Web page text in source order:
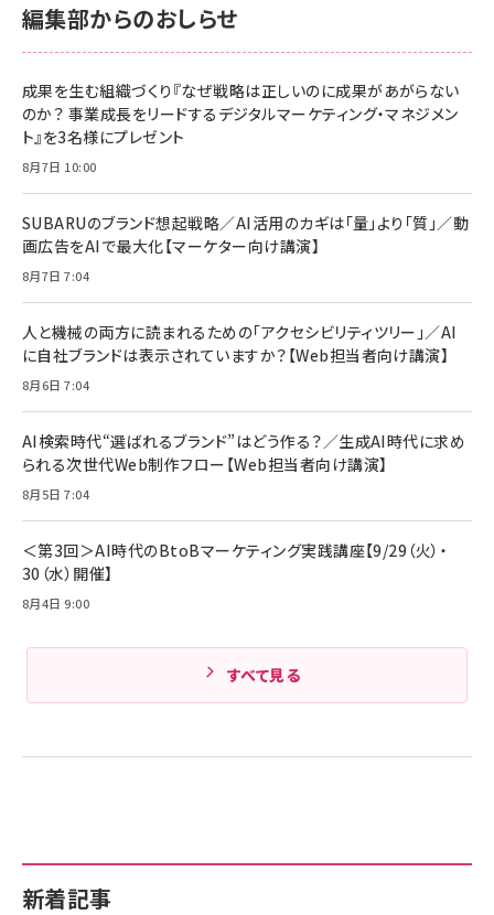
anan(アンアン)2026/06/24号 No.2500増刊
スペシャルエディション[王道エンタメの矜持／
￥1,100
anan(アンアン)2026/07/08号 No.2502[2026
￥880
ママ投資家が育休中に１億貯めた株式投資
組織の成果を最大化する ルールのデザイン
￥1,980
Amazonランキングをもっと見る
NIMASO ガラスフィルム iPhone 17 用 保護フィ
すい ガイド枠付き いPhone17 (6.3インチ) 対応
2枚セット DSP25F1698
￥1,599
￥6,980
全ワイヤレスイヤホン/アクティブノイズキャンセリ
技術基準適合】ブラック
￥5,990
ケーブル Anker絡まないケーブル 240W 結束バン
ド付き USB PD対応 シリコン素材採用 iPhone
17 / 16 / 15 / Galaxy iPad Pro MacBook
Pro/Air 各種対応 (1.8m ミッドナイトブラック)
￥1,890
Amazon eギフトカード - Amazonロゴ - クラ
￥5,000
Anker PowerLine III Flow USB-C & USB-C
Pro/Air 各種対応 (1.8m ミッドナイトブラック)
￥1,890
サッポロ 生ビール 黒ラベル 350ml 缶 24本 ビー
ル ケース買い【6/30応募〆切! 黒ラベルビヤセラー
￥4,857
新着記事
編集部からのおしらせ
成果を生む組織づくり『なぜ戦略は正しいのに成果があがらない
のか？ 事業成長をリードするデジタルマーケティング・マネジメン
ト』を3名様にプレゼント
8月7日 10:00
SUBARUのブランド想起戦略／AI活用のカギは「量」より「質」／動
画広告をAIで最大化【マーケター向け講演】
8月7日 7:04
人と機械の両方に読まれるための「アクセシビリティツリー」／AI
に自社ブランドは表示されていますか？【Web担当者向け講演】
8月6日 7:04
AI検索時代“選ばれるブランド”はどう作る？／生成AI時代に求め
られる次世代Web制作フロー【Web担当者向け講演】
8月5日 7:04
＜第3回＞AI時代のBtoBマーケティング実践講座【9/29（火）・
30（水）開催】
8月4日 9:00
すべて見る